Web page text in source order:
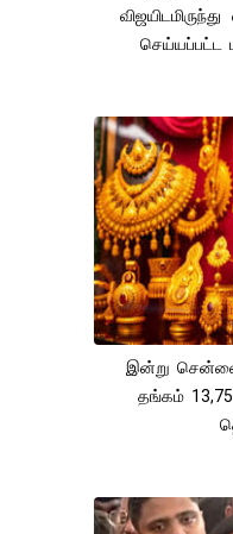
செய்யப்பட்ட
இன்று
தங்கம்